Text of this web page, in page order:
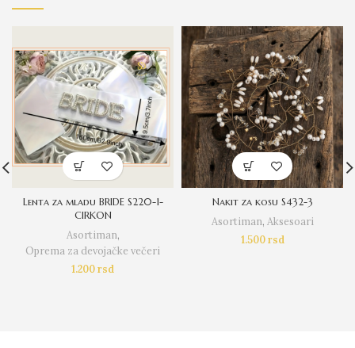
Lenta za mladu BRIDE S220-1-
CIRKON
Asortiman,
Oprema za devojačke večeri
1.200rsd
Nakit za kosu S432-3
Asortiman, Aksesoari
1.500rsd